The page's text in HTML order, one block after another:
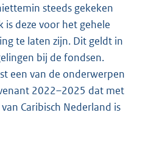
steeds gekeken
deze voor het gehele
te laten zijn. Dit geldt in
bij de fondsen.
een van de onderwerpen
2022–2025 dat met
Caribisch Nederland is